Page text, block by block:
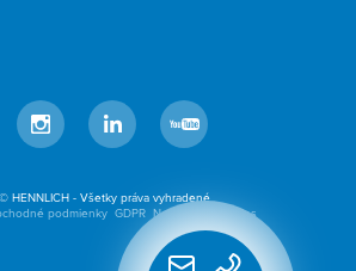
Rýchly
HENNLICH - Všetky práva vyhradené
podmienky GDPR Nastavenia cookies
InstagramLinkedIn YouTube